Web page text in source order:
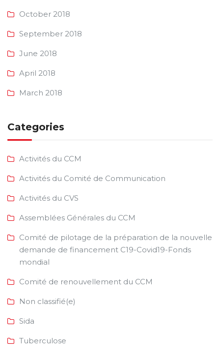
October 2018
September 2018
June 2018
April 2018
March 2018
Categories
Activités du CCM
Activités du Comité de Communication
Activités du CVS
Assemblées Générales du CCM
Comité de pilotage de la préparation de la nouvelle
demande de financement C19-Covid19-Fonds
mondial
Comité de renouvellement du CCM
Non classifié(e)
Sida
Tuberculose